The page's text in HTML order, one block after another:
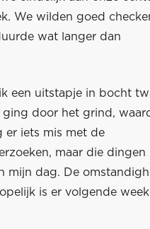
We wilden goed
wat langer dan
een uitstapje in bocht
ging door het grind,
er iets mis met de
maar die dingen
mijn dag. De
is er volgende